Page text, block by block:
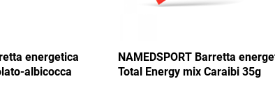
NAMEDSPORT Barretta energetica
Total Energy cioccolato-albicocca